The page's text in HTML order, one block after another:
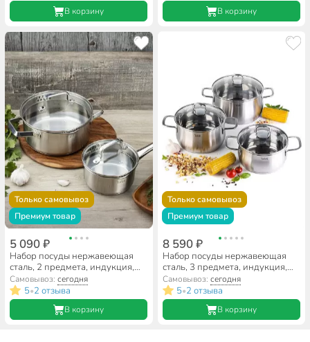
В корзину В корзину
Только самовывоз
Премиум товар
5 090 ₽
Набор посуды нержавеющая
сталь, 2 предмета, индукция,
Taller, Практис, 17300
Самовывоз:сегодня
5•2 отзыва
В корзину
Только самовывоз
Премиум товар
8 590 ₽
Набор посуды нержавеющая
сталь, 3 предмета, индукция,
Taller, Бригг, 17120
Самовывоз: сегодня
5•2 отзыва
В корзину